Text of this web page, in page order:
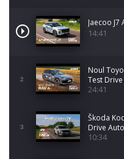
Jaecoo
14:41
2
Noul
Test
24:41
3
Škoda
Drive
10:34